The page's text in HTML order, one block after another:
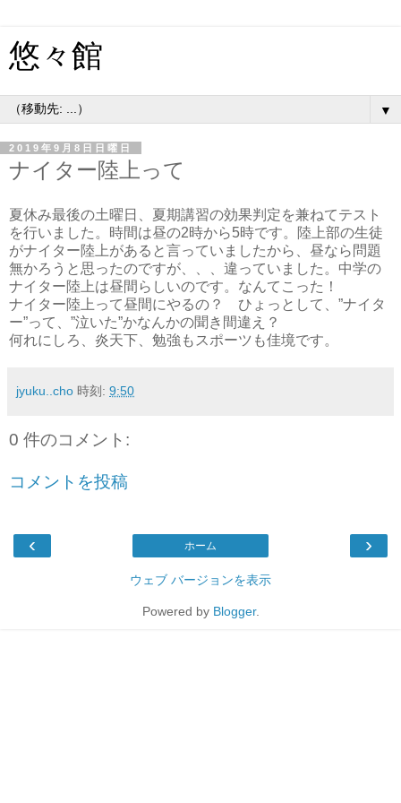
悠々館
▼
2019年9月8日日曜日
ナイター陸上って
夏休み最後の土曜日、夏期講習の効果判定を兼ねてテスト
を行いました。時間は昼の2時から5時です。陸上部の生徒
がナイター陸上があると言っていましたから、昼なら問題
無かろうと思ったのですが、、、違っていました。中学の
ナイター陸上は昼間らしいのです。なんてこった！
ナイター陸上って昼間にやるの？ ひょっとして、”ナイタ
ー”って、”泣いた”かなんかの聞き間違え？
何れにしろ、炎天下、勉強もスポーツも佳境です。
jyuku..cho 時刻: 9:50
0 件のコメント:
コメントを投稿
‹ ›
ホーム
ウェブ バージョンを表示
Powered by Blogger.